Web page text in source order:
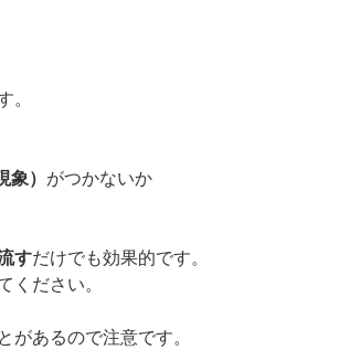
。
） がつかないか
すだけでも効果的です。
ください。
があるので注意です。